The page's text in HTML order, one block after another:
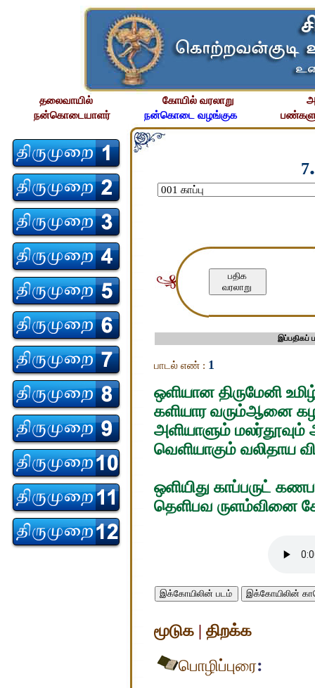
தலைவாயில் கோயில் வரலாறு
நன்கொடையாளர்
நன்கொடை வழங்குக
7
பதிக
வரலாறு
இப்பதிகப்
பாடல் எண் : 1
ஒளியான திருமேனி
களியார வரும்ஆனை
அளியாளும்
வெளியாகும் வலிதாய
ஒளியிது காப்பருட்
தெளிபவ ருளம்வினை
இக்கோயிலின் படம் இக்கோயிலின்
மூடுக |திறக்க
பொழிப்புரை: